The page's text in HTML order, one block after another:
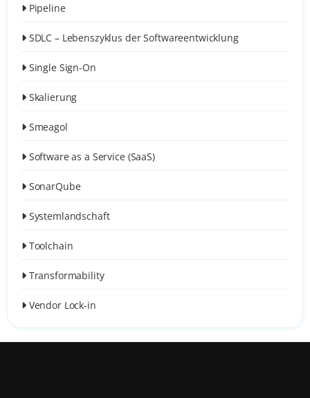
Pipeline
SDLC – Lebenszyklus der Softwareentwicklung
Single Sign-On
Skalierung
Smeagol
Software as a Service (SaaS)
SonarQube
Systemlandschaft
Toolchain
Transformability
Vendor Lock-in